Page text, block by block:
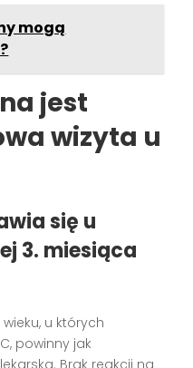
mogą
jest
wizyta u
się u
3. miesiąca
u których
powinny jak